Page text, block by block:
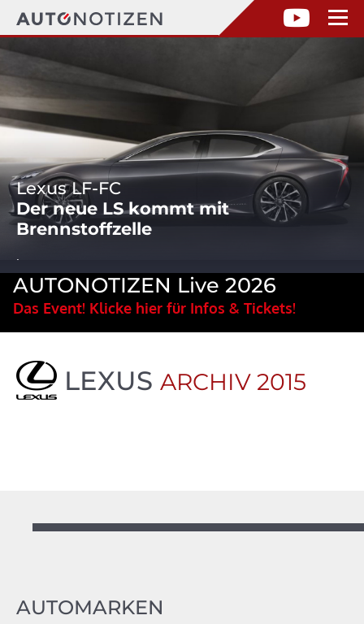
Lexus LF-FC
Der neue LS kommt mit
Brennstoffzelle
.
AUTONOTIZEN Live 2026
Das Event! Klicke hier für Infos & Tickets!
LEXUS ARCHIV 2015
AUTOMARKEN